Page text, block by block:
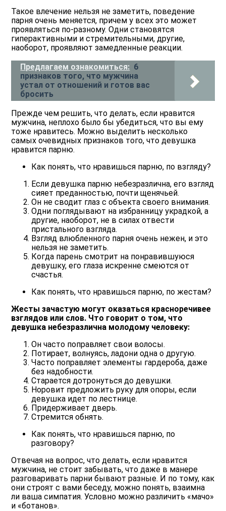
Такое влечение нельзя не заметить, поведение
парня очень меняется, причем у всех это может
проявляться по-разному. Одни становятся
гиперактивными и стремительными, другие,
наоборот, проявляют замедленные реакции.
Предлагаем ознакомиться: 6
признаков того, что мужчина
устал от отношений и готов вас
бросить
Прежде чем решить, что делать, если нравится
мужчина, неплохо было бы убедиться, что вы ему
тоже нравитесь. Можно выделить несколько
самых очевидных признаков того, что девушка
нравится парню.
Как понять, что нравишься парню, по взгляду?
Если девушка парню небезразлична, его взгляд
сияет преданностью, почти щенячьей.
Он не сводит глаз с объекта своего внимания.
Одни поглядывают на избранницу украдкой, а
другие, наоборот, не в силах отвести
пристального взгляда.
Взгляд влюбленного парня очень нежен, и это
нельзя не заметить.
Когда парень смотрит на понравившуюся
девушку, его глаза искренне смеются от
счастья.
Как понять, что нравишься парню, по жестам?
Жесты зачастую могут оказаться красноречивее
взглядов или слов. Что говорит о том, что
девушка небезразлична молодому человеку:
Он часто поправляет свои волосы.
Потирает, волнуясь, ладони одна о другую.
Часто поправляет элементы гардероба, даже
без надобности.
Старается дотронуться до девушки.
Норовит предложить руку для опоры, если
девушка идет по лестнице.
Придерживает дверь.
Стремится обнять.
Как понять, что нравишься парню, по
разговору?
Отвечая на вопрос, что делать, если нравится
мужчина, не стоит забывать, что даже в манере
разговаривать парни бывают разные. И по тому, как
они строят с вами беседу, можно понять, взаимна
ли ваша симпатия. Условно можно различить «мачо»
и «ботанов».